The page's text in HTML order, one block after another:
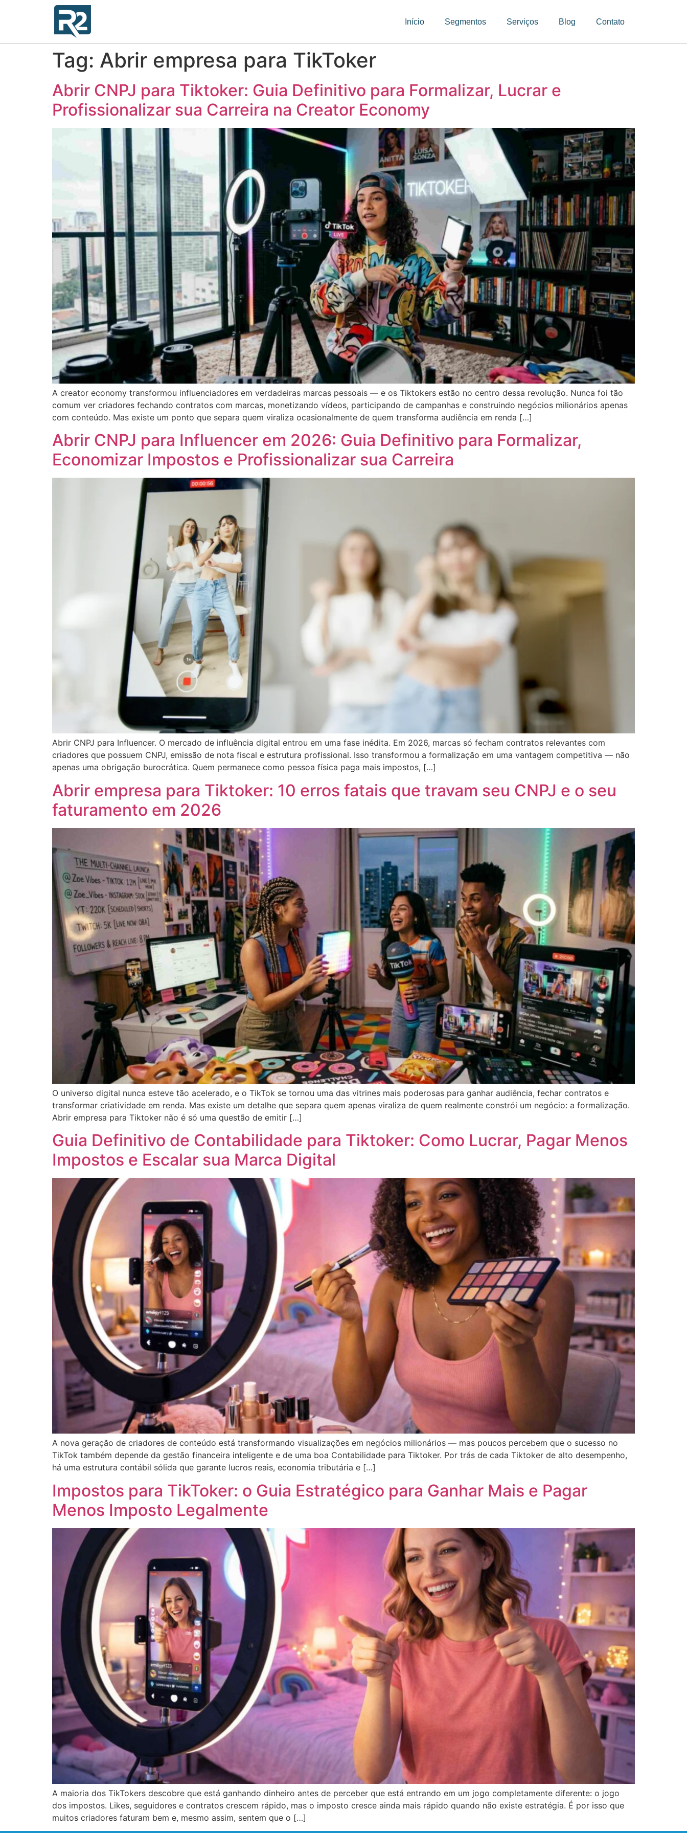
Início Segmentos Serviços Blog Contato
Tag: Abrir empresa para TikToker
Abrir CNPJ para Tiktoker: Guia Definitivo para Formalizar, Lucrar e
Profissionalizar sua Carreira na Creator Economy
A creator economy transformou influenciadores em verdadeiras marcas pessoais — e os Tiktokers estão no centro dessa revolução. Nunca foi tão
comum ver criadores fechando contratos com marcas, monetizando vídeos, participando de campanhas e construindo negócios milionários apenas
com conteúdo. Mas existe um ponto que separa quem viraliza ocasionalmente de quem transforma audiência em renda […]
Abrir CNPJ para Influencer em 2026: Guia Definitivo para Formalizar,
Economizar Impostos e Profissionalizar sua Carreira
Abrir CNPJ para Influencer. O mercado de influência digital entrou em uma fase inédita. Em 2026, marcas só fecham contratos relevantes com
criadores que possuem CNPJ, emissão de nota fiscal e estrutura profissional. Isso transformou a formalização em uma vantagem competitiva — não
apenas uma obrigação burocrática. Quem permanece como pessoa física paga mais impostos, […]
Abrir empresa para Tiktoker: 10 erros fatais que travam seu CNPJ e o seu
faturamento em 2026
O universo digital nunca esteve tão acelerado, e o TikTok se tornou uma das vitrines mais poderosas para ganhar audiência, fechar contratos e
transformar criatividade em renda. Mas existe um detalhe que separa quem apenas viraliza de quem realmente constrói um negócio: a formalização.
Abrir empresa para Tiktoker não é só uma questão de emitir […]
Guia Definitivo de Contabilidade para Tiktoker: Como Lucrar, Pagar Menos
Impostos e Escalar sua Marca Digital
A nova geração de criadores de conteúdo está transformando visualizações em negócios milionários — mas poucos percebem que o sucesso no
TikTok também depende da gestão financeira inteligente e de uma boa Contabilidade para Tiktoker. Por trás de cada Tiktoker de alto desempenho,
há uma estrutura contábil sólida que garante lucros reais, economia tributária e […]
Impostos para TikToker: o Guia Estratégico para Ganhar Mais e Pagar
Menos Imposto Legalmente
A maioria dos TikTokers descobre que está ganhando dinheiro antes de perceber que está entrando em um jogo completamente diferente: o jogo
dos impostos. Likes, seguidores e contratos crescem rápido, mas o imposto cresce ainda mais rápido quando não existe estratégia. É por isso que
muitos criadores faturam bem e, mesmo assim, sentem que o […]